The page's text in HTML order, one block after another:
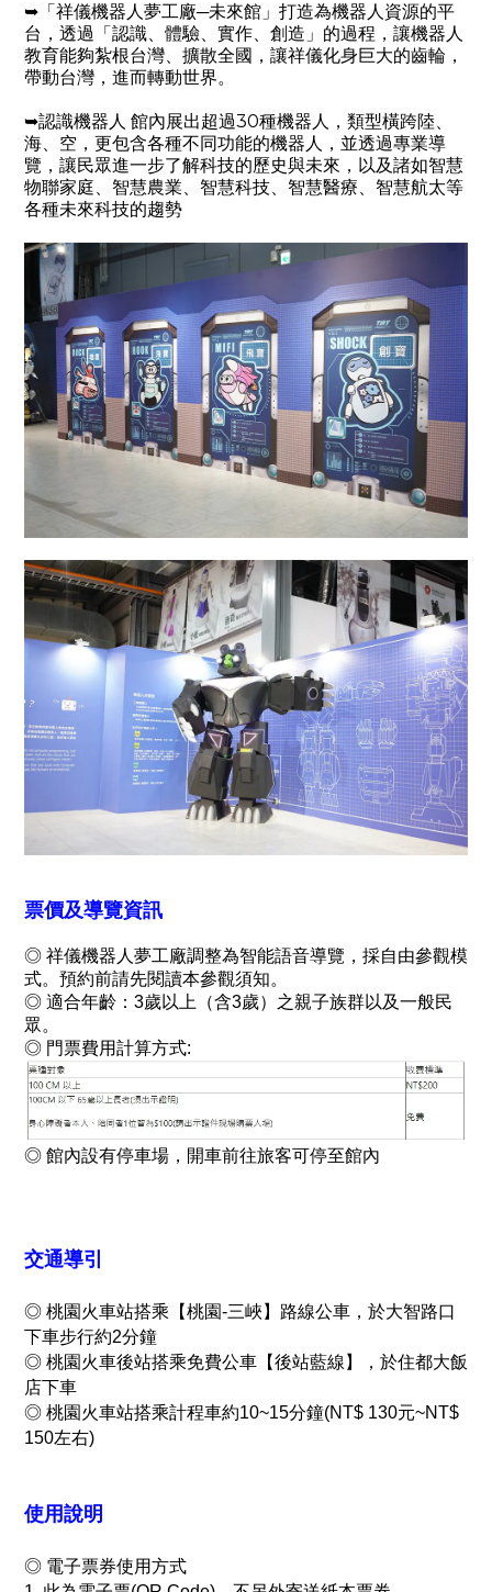
➥「祥儀機器人夢工廠─未來館」打造為機器人資源的平
台，透過「認識、體驗、實作、創造」的過程，讓機器人
教育能夠紮根台灣、擴散全國，讓祥儀化身巨大的齒輪，
帶動台灣，進而轉動世界。
➥認識機器人 館內展出超過30種機器人，類型橫跨陸、
海、空，更包含各種不同功能的機器人，並透過專業導
覽，讓民眾進一步了解科技的歷史與未來，以及諸如智慧
物聯家庭、智慧農業、智慧科技、智慧醫療、智慧航太等
各種未來科技的趨勢
票價及導覽資訊
◎ 祥儀機器人夢工廠調整為智能語音導覽，採自由參觀模
式。預約前請先閱讀本參觀須知。
◎ 適合年齡：3歲以上（含3歲）之親子族群以及一般民
眾。
◎ 門票費用計算方式:
◎ 館內設有停車場，開車前往旅客可停至館內
交通導引
◎ 桃園火車站搭乘【桃園-三峽】路線公車，於大智路口
下車步行約2分鐘
◎ 桃園火車後站搭乘免費公車【後站藍線】，於住都大飯
店下車
◎ 桃園火車站搭乘計程車約10~15分鐘(NT$ 130元~NT$
150左右)
使用說明
◎ 電子票券使用方式